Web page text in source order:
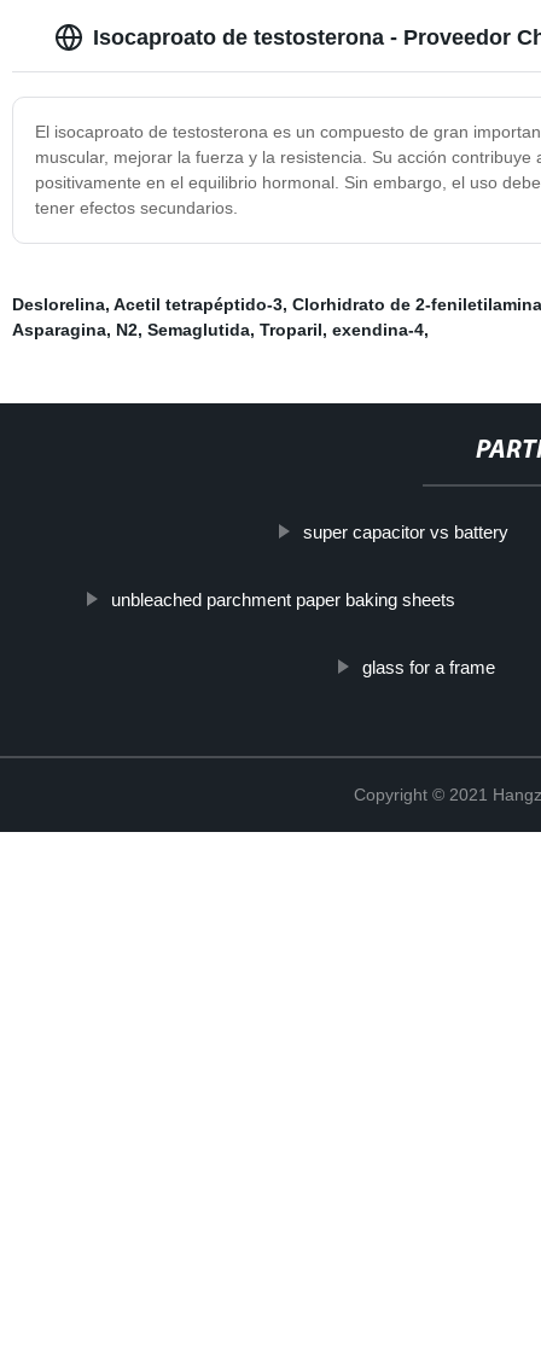
Isocaproato de testosterona - Proveedor
El isocaproato de testosterona es un compuesto de gran
muscular, mejorar la fuerza y la resistencia. Su acción
positivamente en el equilibrio hormonal. Sin embargo, el uso
tener efectos secundarios.
Deslorelina, Acetil tetrapéptido-3, Clorhidrato de 2-feniletilamina
Asparagina, N2, Semaglutida, Troparil, exendina-4,
super capacitor vs battery
unbleached parchment paper baking sheets
glass for a frame
Copyright © 2021